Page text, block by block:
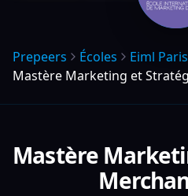
Prepeers Écoles Eiml Paris
Mastère Marketing et
Mastère